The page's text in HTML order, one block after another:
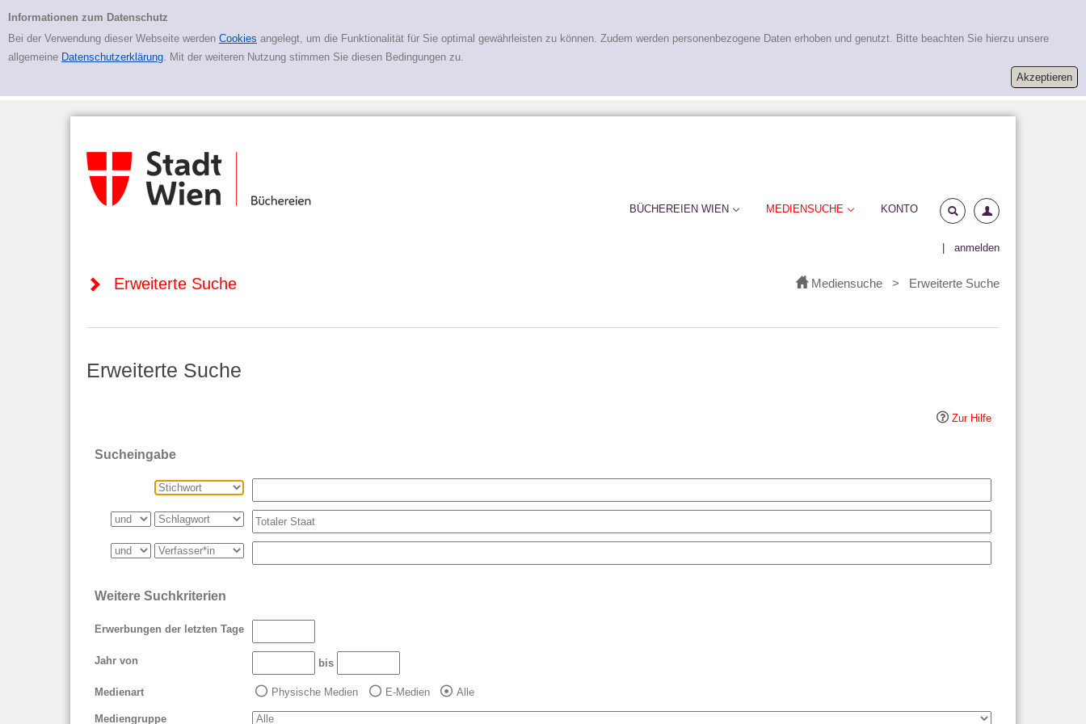
Erweiterte Suche
Informationen zum Datenschutz
Bei der Verwendung dieser Webseite werden Cookies angelegt, um die Funktionalität für Sie optimal gewährleisten zu können. Zudem werden personenbezogene Daten erhoben und genutzt. Bitte beachten Sie hierzu unsere
allgemeine Datenschutzerklärung. Mit der weiteren Nutzung stimmen Sie diesen Bedingungen zu.
anmelden
BÜCHEREIEN WIEN MEDIENSUCHE KONTO
Erweiterte Suche Mediensuche > Erweiterte Suche
Erweiterte Suche
Zur Hilfe
Sucheingabe
Weitere Suchkriterien
Erwerbungen der letzten Tage
Jahr von bis
Medienart Physische Medien E-Medien Alle
Mediengruppe